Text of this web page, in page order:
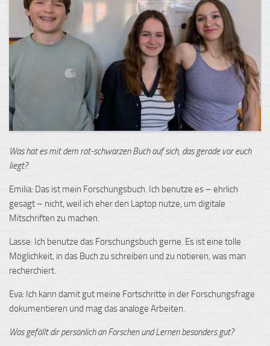
Was hat es mit dem rot-schwarzen Buch auf sich, das gerade vor euch
liegt?
Emilia: Das ist mein Forschungsbuch. Ich benutze es – ehrlich
gesagt – nicht, weil ich eher den Laptop nutze, um digitale
Mitschriften zu machen.
Lasse: Ich benutze das Forschungsbuch gerne. Es ist eine tolle
Möglichkeit, in das Buch zu schreiben und zu notieren, was man
recherchiert.
Eva: Ich kann damit gut meine Fortschritte in der Forschungsfrage
dokumentieren und mag das analoge Arbeiten.
Was gefällt dir persönlich an Forschen und Lernen besonders gut?